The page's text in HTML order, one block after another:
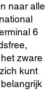
naar alle
6
zware
kunt